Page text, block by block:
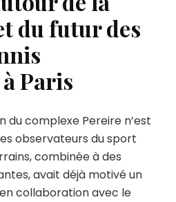
du futur des
Paris
du complexe Pereire n’est
observateurs du sport
combinée à des
avait déjà motivé un
collaboration avec le